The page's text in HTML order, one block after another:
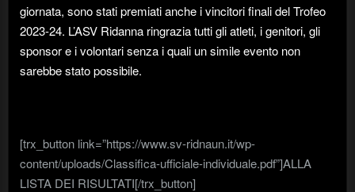
giornata, sono stati premiati anche i vincitori finali del Trofeo
2023-24. L’ASV Ridanna ringrazia tutti gli atleti, i genitori, gli
sponsor e i volontari senza i quali un simile evento non
sarebbe stato possibile.
[trx_button link=”https://www.sv-ridnaun.it/wp-
content/uploads/Classifica-ufficiale-individuale.pdf”]ALLA
LISTA DEI RISULTATI[/trx_button]